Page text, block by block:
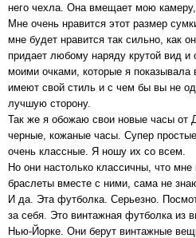
него чехла. Она вмещает мою
Мне очень нравится этот размер
мне будет нравится так сильно, как
придает любому наряду крутой вид и
моими очками, которые я
имеют свой стиль и с чем бы вы не
лучшую сторону.
Так же я обожаю свои новые часы от
черные, кожаные часы. Супер
очень классные. Я ношу их со всем.
Но они настолько классичны, что мне
браслеты вместе с ними, сама не
И да. Эта футболка. Серьезно.
за себя. Это винтажная футболка из
Нью-Йорке. Они берут винтажные